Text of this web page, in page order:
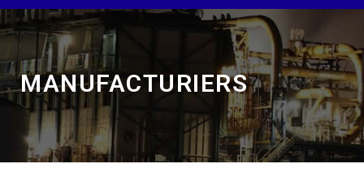
MANUFACTURIERS